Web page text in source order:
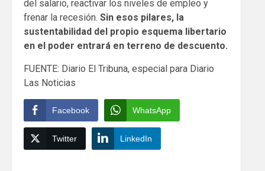
del salario, reactivar los niveles de empleo y
frenar la recesión. Sin esos pilares, la
sustentabilidad del propio esquema libertario
en el poder entrará en terreno de descuento.
FUENTE: Diario El Tribuna, especial para Diario
Las Noticias
Facebook WhatsApp
Twitter LinkedIn